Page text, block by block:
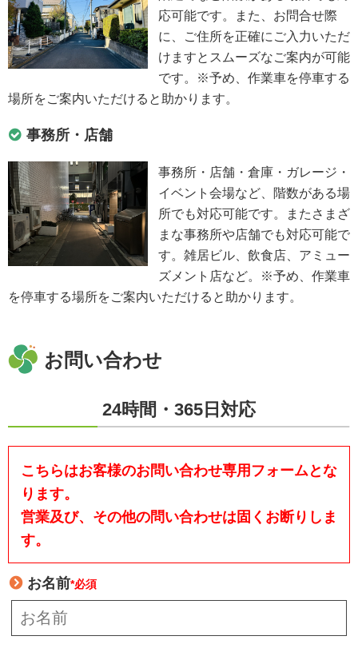
応可能です。また、お問合せ際
に、ご住所を正確にご入力いただ
けますとスムーズなご案内が可能
です。※予め、作業車を停車する
場所をご案内いただけると助かります。
事務所・店舗
事務所・店舗・倉庫・ガレージ・
イベント会場など、階数がある場
所でも対応可能です。またさまざ
まな事務所や店舗でも対応可能で
す。雑居ビル、飲食店、アミュー
ズメント店など。※予め、作業車
を停車する場所をご案内いただけると助かります。
お問い合わせ
24時間・365日対応
こちらはお客様のお問い合わせ専用フォームとな
ります。
営業及び、その他の問い合わせは固くお断りしま
す。
お名前*必須